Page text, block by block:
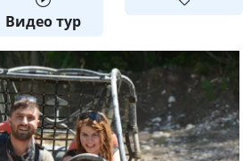
Видео тур